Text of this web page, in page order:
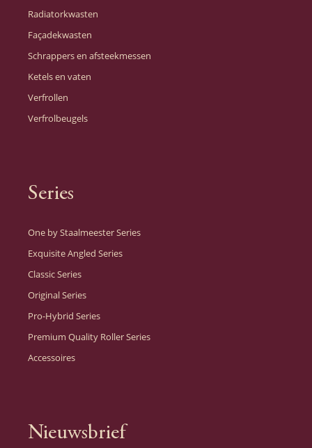
Radiatorkwasten
Façadekwasten
Schrappers en afsteekmessen
Ketels en vaten
Verfrollen
Verfrolbeugels
Series
One by Staalmeester Series
Exquisite Angled Series
Classic Series
Original Series
Pro-Hybrid Series
Premium Quality Roller Series
Accessoires
Nieuwsbrief